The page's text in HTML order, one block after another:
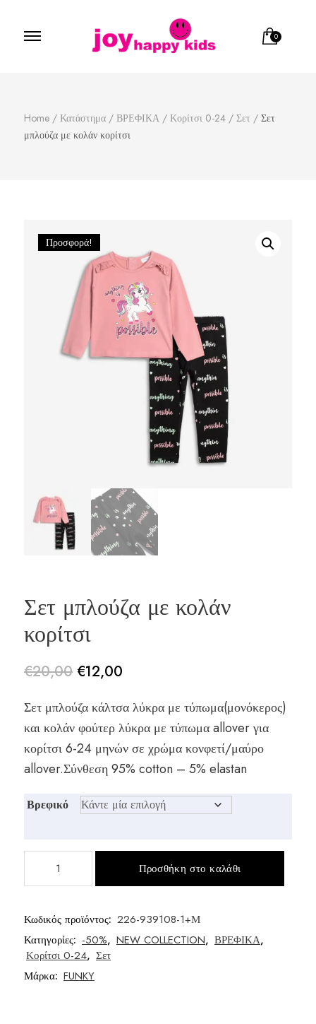
0
Home / Κατάστημα / ΒΡΕΦΙΚΑ / Κορίτσι 0-24 / Σετ / Σετ
μπλούζα με κολάν κορίτσι
Προσφορά!
Σετ μπλούζα με κολάν
κορίτσι
€20,00
price
was:
€20,00.
€12,00
τρέχουσα
τιμή
είναι:
Σετ μπλούζα κάλτσα λύκρα με τύπωμα(μονόκερος)
και κολάν φούτερ λύκρα με τύπωμα allover για
κορίτσι 6-24 μηνών σε χρώμα κονφετί/μαύρο
allover.Σύνθεση 95% cotton – 5% elastan
Βρεφικό
μπλούζα
κορίτσι
ποσότητα
Προσθήκη στο καλάθι
Κωδικός προϊόντος: 226-939108-1+Μ
Κατηγορίες: -50%, NEW COLLECTION, ΒΡΕΦΙΚΑ,
Κορίτσι 0-24, Σετ
Μάρκα: FUNKY